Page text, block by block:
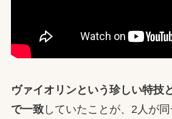
ヴァイオリンという珍しい特技
で一致していたことが、2人が